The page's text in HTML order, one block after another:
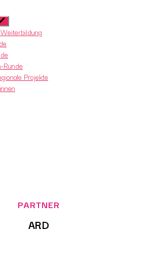
Runde
Projekte
ARD